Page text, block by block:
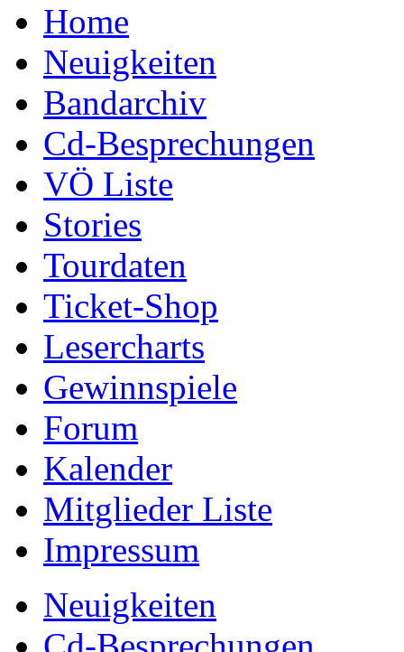
Home
Neuigkeiten
Bandarchiv
Cd-Besprechungen
VÖ Liste
Stories
Tourdaten
Ticket-Shop
Lesercharts
Gewinnspiele
Forum
Kalender
Mitglieder Liste
Impressum
Neuigkeiten